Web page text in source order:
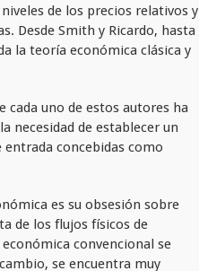
de los precios relativos y
Desde Smith y Ricardo, hasta
la teoría económica clásica y
cada uno de estos autores ha
necesidad de establecer un
entrada concebidas como
es su obsesión sobre
de los flujos físicos de
convencional se
se encuentra muy